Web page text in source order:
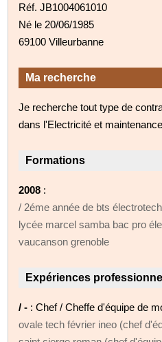
Réf. JB1004061010
Né le 20/06/1985
69100 Villeurbanne
Ma recherche
Je recherche tout type de
dans l'Electricité et
Formations
2008 :
/ 2éme année de bts
lycée marcel samba bac pro
vaucanson grenoble
Expériences
/ - : Chef / Cheffe d'équipe de
ovale tech février ineo (chef